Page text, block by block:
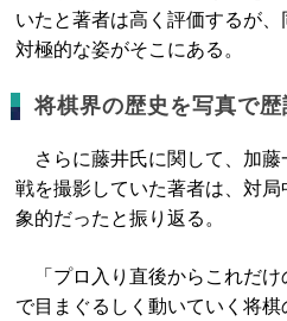
いたと著者は高く評価するが
対極的な姿がそこにある。
将棋界の歴史を写真で歴
さらに藤井氏に関して、加藤
戦を撮影していた著者は、対
象的だったと振り返る。
「プロ入り直後からこれだけ
で目まぐるしく動いていく将